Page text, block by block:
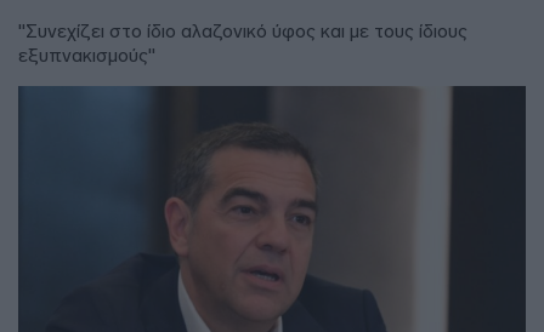
"Συνεχίζει στο ίδιο αλαζονικό ύφος και με τους ίδιους
εξυπνακισμούς"